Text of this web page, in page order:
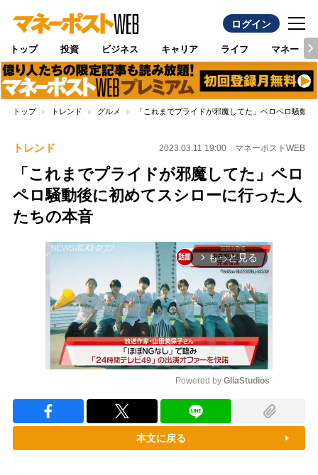
ログイン
トップ 投資 ビジネス キャリア ライフ マネー
トップ トレンド グルメ 「これまでプライドが邪魔してた」ペロペロ騒動
トレンド 2023.03.11 19:00 マネーポストWEB
「これまでプライドが邪魔してた」ペロ
ペロ騒動後に初めてスシローに行った人
たちの本音
arrow_forward_ios もっと見る
Powered by GliaStudios
本文に戻る